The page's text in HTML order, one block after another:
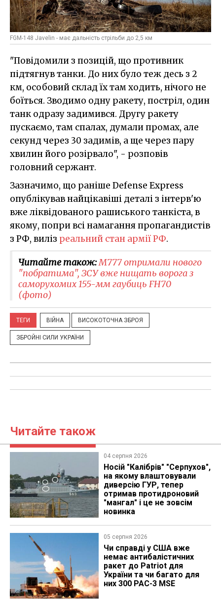
FGM-148 Javelin - має дальність стрільби до 2,5 км
"Повідомили з позицій, що противник
підтягнув танки. До них було теж десь з 2
км, особовий склад їх там ходить, нічого не
боїться. Зводимо одну ракету, постріл, один
танк одразу задимився. Другу ракету
пускаємо, там спалах, думали промах, але
секунд через 30 задимів, а ще через пару
хвилин його розірвало", - розповів
головний сержант.
Зазначимо, що раніше Defense Express
опублікував найцікавіші деталі з інтерв'ю
вже ліквідованого рашиського танкіста, в
якому, попри всі намагання пропагандистів
з РФ, виліз реальний стан армії РФ.
Читайте також:M777 отримали нового
"побратима", ЗСУ вже нищать ворога з
саморухомих 155-мм гаубиць FH70
(фото)
ТЕГИ ВІЙНА ВИСОКОТОЧНА ЗБРОЯ
ЗБРОЙНІ СИЛИ УКРАЇНИ
Читайте також
04 серпня 2026
Носій "Калібрів" "Серпухов",
на якому влаштовували
диверсію ГУР, тепер
отримав протидроновий
"мангал" і це не зовсім
новинка
05 серпня 2026
Чи справді у США вже
немає антибалістичних
ракет до Patriot для
України та чи багато для
них 300 PAC-3 MSE